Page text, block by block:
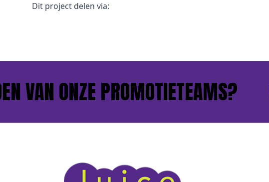
Dit project delen via:
VAN ONZE PROMOTIETEAMS?